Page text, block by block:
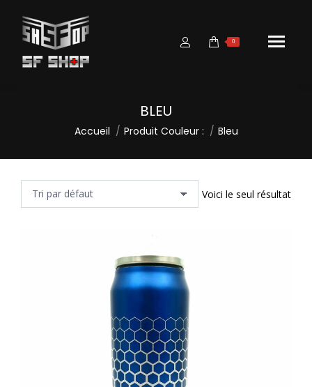
0
BLEU
Vous êtes ici :
Accueil Produit Couleur : Bleu
Voici le seul résultat